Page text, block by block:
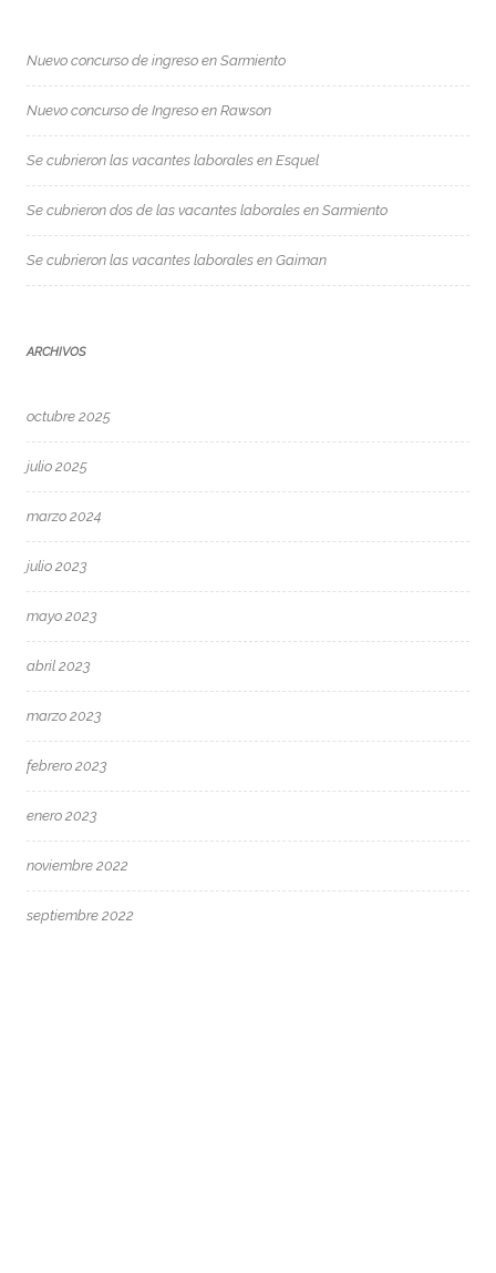
Nuevo concurso de ingreso en Sarmiento
Nuevo concurso de Ingreso en Rawson
Se cubrieron las vacantes laborales en Esquel
Se cubrieron dos de las vacantes laborales en Sarmiento
Se cubrieron las vacantes laborales en Gaiman
ARCHIVOS
octubre 2025
julio 2025
marzo 2024
julio 2023
mayo 2023
abril 2023
marzo 2023
febrero 2023
enero 2023
noviembre 2022
septiembre 2022